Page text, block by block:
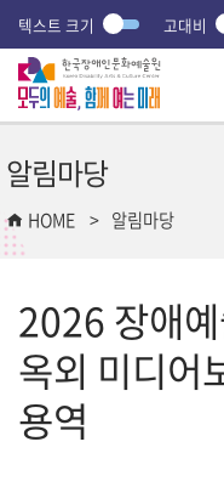
텍스트 크기 고대비
알림마당
HOME 알림마당
2026 장애
옥외 미디어
용역